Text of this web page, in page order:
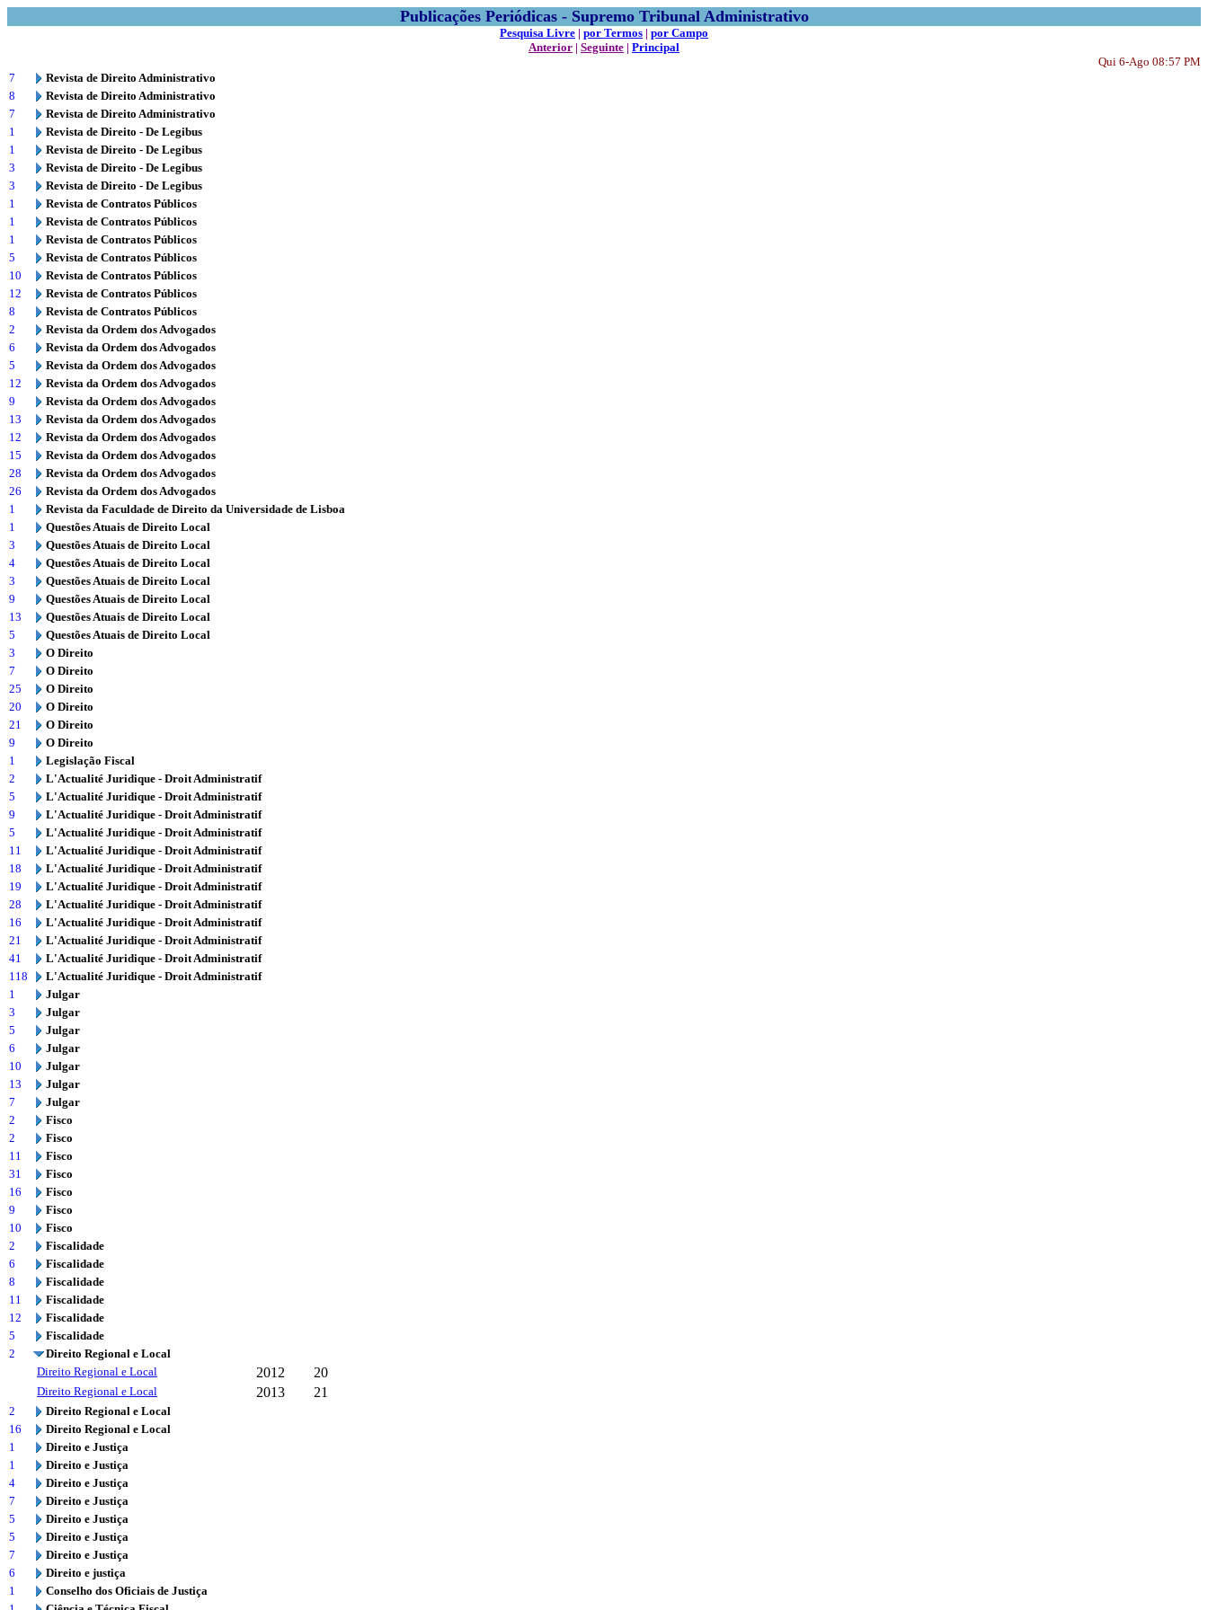
Publicações Periódicas - Supremo Tribunal Administrativo
Pesquisa Livre | por Termos | por Campo
Anterior | Seguinte | Principal
Qui 6-Ago 08:57 PM
7
Revista de Direito Administrativo
8
Revista de Direito Administrativo
7
Revista de Direito Administrativo
1
Revista de Direito - De Legibus
1
Revista de Direito - De Legibus
3
Revista de Direito - De Legibus
3
Revista de Direito - De Legibus
1
Revista de Contratos Públicos
1
Revista de Contratos Públicos
1
Revista de Contratos Públicos
5
Revista de Contratos Públicos
10
Revista de Contratos Públicos
12
Revista de Contratos Públicos
8
Revista de Contratos Públicos
2
Revista da Ordem dos Advogados
6
Revista da Ordem dos Advogados
5
Revista da Ordem dos Advogados
12
Revista da Ordem dos Advogados
9
Revista da Ordem dos Advogados
13
Revista da Ordem dos Advogados
12
Revista da Ordem dos Advogados
15
Revista da Ordem dos Advogados
28
Revista da Ordem dos Advogados
26
Revista da Ordem dos Advogados
1
Revista da Faculdade de Direito da Universidade de Lisboa
1
Questões Atuais de Direito Local
3
Questões Atuais de Direito Local
4
Questões Atuais de Direito Local
3
Questões Atuais de Direito Local
9
Questões Atuais de Direito Local
13
Questões Atuais de Direito Local
5
Questões Atuais de Direito Local
3
O Direito
7
O Direito
25
O Direito
20
O Direito
21
O Direito
9
O Direito
1
Legislação Fiscal
2
L'Actualité Juridique - Droit Administratif
5
L'Actualité Juridique - Droit Administratif
9
L'Actualité Juridique - Droit Administratif
5
L'Actualité Juridique - Droit Administratif
11
L'Actualité Juridique - Droit Administratif
18
L'Actualité Juridique - Droit Administratif
19
L'Actualité Juridique - Droit Administratif
28
L'Actualité Juridique - Droit Administratif
16
L'Actualité Juridique - Droit Administratif
21
L'Actualité Juridique - Droit Administratif
41
L'Actualité Juridique - Droit Administratif
118
L'Actualité Juridique - Droit Administratif
1
Julgar
3
Julgar
5
Julgar
6
Julgar
10
Julgar
13
Julgar
7
Julgar
2
Fisco
2
Fisco
11
Fisco
31
Fisco
16
Fisco
9
Fisco
10
Fisco
2
Fiscalidade
6
Fiscalidade
8
Fiscalidade
11
Fiscalidade
12
Fiscalidade
5
Fiscalidade
2
Direito Regional e Local
Direito Regional e Local
2012 20
Direito Regional e Local 2013 21
2
Direito Regional e Local
16
Direito Regional e Local
1
Direito e Justiça
1
Direito e Justiça
4
Direito e Justiça
7
Direito e Justiça
5
Direito e Justiça
5
Direito e Justiça
7
Direito e Justiça
6
Direito e justiça
1
Conselho dos Oficiais de Justiça